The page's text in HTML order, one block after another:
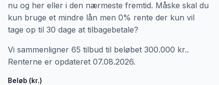
nu og her eller i den nærmeste fremtid. Måske skal du
kun bruge et mindre lån men 0% rente der kun vil
tage op til 30 dage at tilbagebetale?
Vi sammenligner 65 tilbud til beløbet 300.000 kr..
Renterne er opdateret 07.08.2026.
Beløb (kr.)